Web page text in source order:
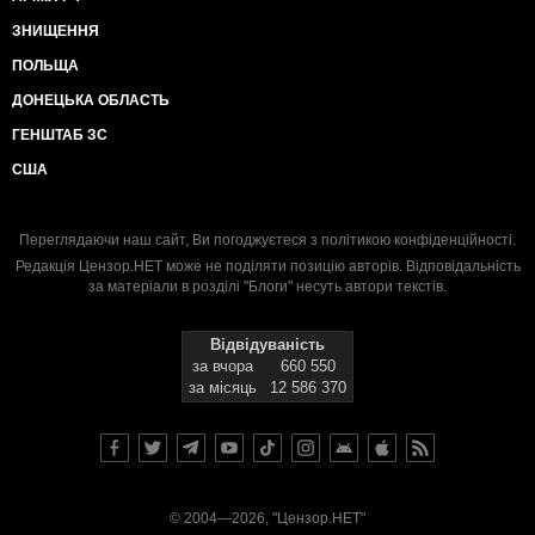
ЗНИЩЕННЯ
ПОЛЬЩА
ДОНЕЦЬКА ОБЛАСТЬ
ГЕНШТАБ ЗС
США
Переглядаючи наш сайт, Ви погоджуєтеся з політикою конфіденційності.
Редакція Цензор.НЕТ може не поділяти позицію авторів. Відповідальність
за матеріали в розділі "Блоги" несуть автори текстів.
Відвідуваність
за вчора
660 550
за місяць
12 586 370
© 2004—2026, "Цензор.НЕТ"